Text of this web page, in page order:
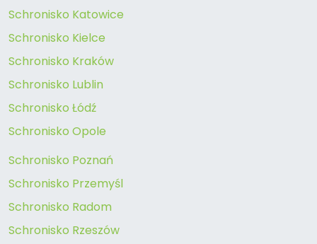
Schronisko Katowice
Schronisko Kielce
Schronisko Kraków
Schronisko Lublin
Schronisko Łódź
Schronisko Opole
Schronisko Poznań
Schronisko Przemyśl
Schronisko Radom
Schronisko Rzeszów